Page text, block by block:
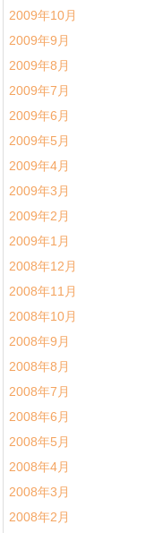
2009年10月
2009年9月
2009年8月
2009年7月
2009年6月
2009年5月
2009年4月
2009年3月
2009年2月
2009年1月
2008年12月
2008年11月
2008年10月
2008年9月
2008年8月
2008年7月
2008年6月
2008年5月
2008年4月
2008年3月
2008年2月